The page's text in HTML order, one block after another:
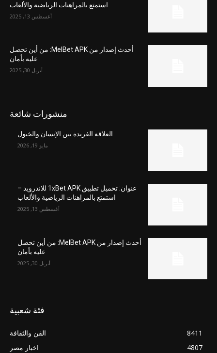
استمتع بالمراهنات الرياضية والألعاب
أغسطس 13, 2025
أحدث إصدار من MelBet APK: من أين تحصل
عليه بأمان
أبريل 30, 2025
منشورات شائعة
العلاقة الفريدة بين الإنسان والخيول
مايو 19, 2026
عنوان: تحميل تطبيق 1xBet APK للاندرويد –
استمتع بالمراهنات الرياضية والألعاب
أغسطس 13, 2025
أحدث إصدار من MelBet APK: من أين تحصل
عليه بأمان
أبريل 30, 2025
فئة شعبية
الفن والثقافة
8411
اخبار مصر
4807